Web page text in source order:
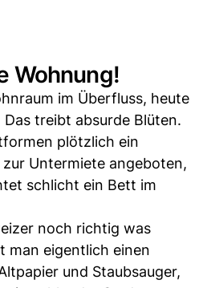
Wohnung!
im Überfluss, heute
treibt absurde Blüten.
plötzlich ein
Untermiete angeboten,
schlicht ein Bett im
noch richtig was
man eigentlich einen
und Staubsauger,